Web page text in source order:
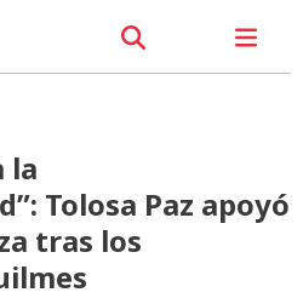
la
Tolosa Paz apoyó
tras los